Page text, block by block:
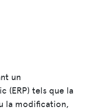
un
(ERP) tels que la
la modification,